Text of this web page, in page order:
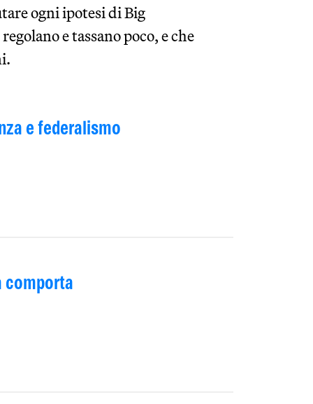
ogni ipotesi di Big
e tassano poco, e che
e federalismo
comporta